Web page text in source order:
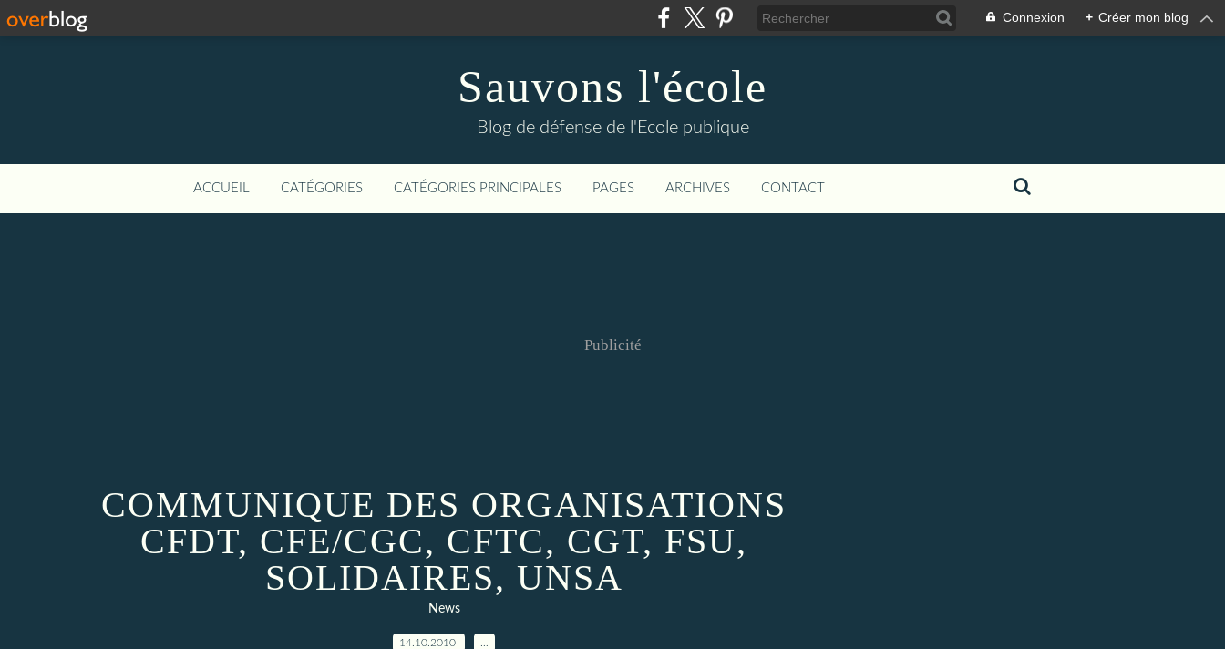
Connexion + Créer mon blog
Sauvons l'école
Blog de défense de l'Ecole publique
ACCUEIL CATÉGORIES CATÉGORIES PRINCIPALES PAGES ARCHIVES CONTACT
Publicité
COMMUNIQUE DES ORGANISATIONS
CFDT, CFE/CGC, CFTC, CGT, FSU,
SOLIDAIRES, UNSA
News
14.10.2010